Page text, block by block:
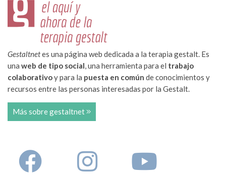
Gestaltnetes una página web dedicada a la terapia gestalt. Es
una web de tipo social, una herramienta para el trabajo
colaborativoy para la puesta en común de conocimientos y
recursos entre las personas interesadas por la Gestalt.
Más sobre gestaltnet